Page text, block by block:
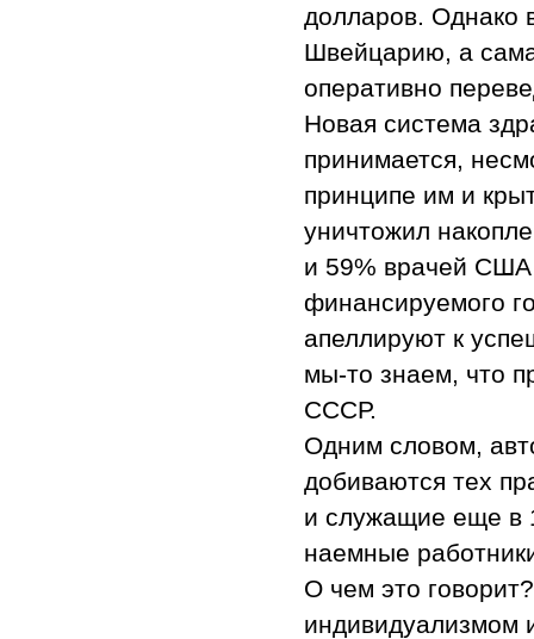
долларов. Однако
Швейцарию, а сама
оперативно
Новая система
принимается,
принципе им и
уничтожил
и 59% врачей США
финансируемого
апеллируют к
мы-то знаем, что
СССР.
Одним словом,
добиваются тех
и служащие еще в
наемные
О чем это
индивидуализмом